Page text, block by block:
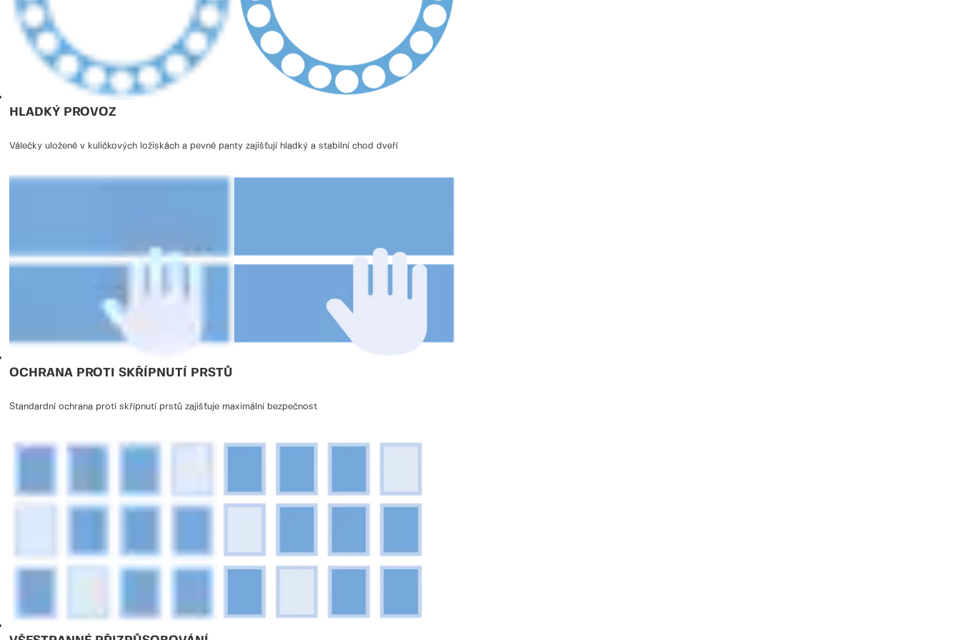
HLADKÝ PROVOZ
Válečky uložené v kuličkových ložiskách a pevné panty zajišťují hladký a stabilní chod dveří
OCHRANA PROTI SKŘÍPNUTÍ PRSTŮ
Standardní ochrana proti skřípnutí prstů zajišťuje maximální bezpečnost